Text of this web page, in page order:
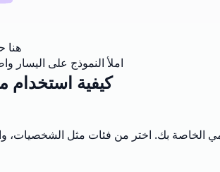
هنا
املأ النموذج على اليسار
كيفية استخدام
الخاصة بك. اختر من فئات مثل الشخصيات،